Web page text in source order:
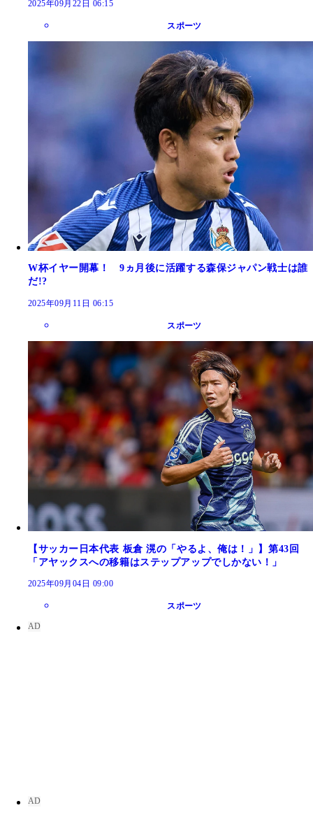
2025年09月22日 06:15
スポーツ
W杯イヤー開幕！ 9ヵ月後に活躍する森保ジャパン戦士は誰
だ!?
2025年09月11日 06:15
スポーツ
【サッカー日本代表 板倉 滉の「やるよ、俺は！」】第43回
「アヤックスへの移籍はステップアップでしかない！」
2025年09月04日 09:00
スポーツ